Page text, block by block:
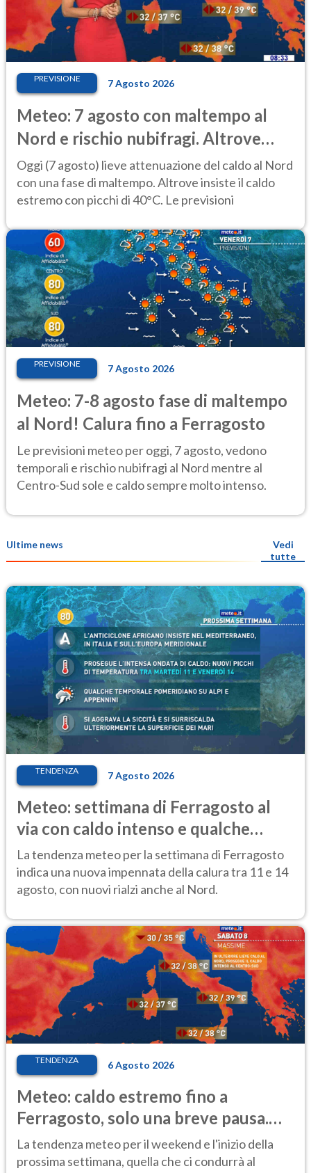
PREVISIONE 7 Agosto 2026
Meteo: 7 agosto con maltempo al
Nord e rischio nubifragi. Altrove
caldo estremo
Oggi (7 agosto) lieve attenuazione del caldo al Nord
con una fase di maltempo. Altrove insiste il caldo
estremo con picchi di 40°C. Le previsioni
PREVISIONE 7 Agosto 2026
Meteo: 7-8 agosto fase di maltempo
al Nord! Calura fino a Ferragosto
Le previsioni meteo per oggi, 7 agosto, vedono
temporali e rischio nubifragi al Nord mentre al
Centro-Sud sole e caldo sempre molto intenso.
Ultime news
Vedi
tutte
TENDENZA 7 Agosto 2026
Meteo: settimana di Ferragosto al
via con caldo intenso e qualche
temporale
La tendenza meteo per la settimana di Ferragosto
indica una nuova impennata della calura tra 11 e 14
agosto, con nuovi rialzi anche al Nord.
TENDENZA 6 Agosto 2026
Meteo: caldo estremo fino a
Ferragosto, solo una breve pausa.
Ecco dove
La tendenza meteo per il weekend e l'inizio della
prossima settimana, quella che ci condurrà al